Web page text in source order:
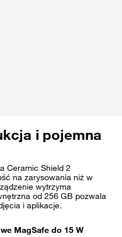
i pojemna
Ceramic Shield 2
na zarysowania niż w
wytrzyma
od 256 GB pozwala
i aplikacje.
MagSafe do 15 W